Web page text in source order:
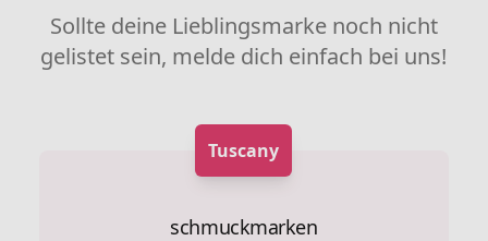
Sollte deine Lieblingsmarke noch nicht
gelistet sein, melde dich einfach bei uns!
Tuscany
schmuckmarken